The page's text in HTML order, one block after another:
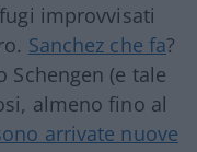
improvvisati
Sanchez che fa?
Schengen (e tale
almeno fino al
arrivate nuove